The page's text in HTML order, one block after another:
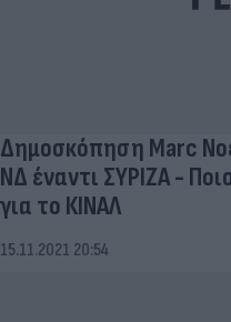
Δημοσκόπηση Marc
ΝΔ έναντι ΣΥΡΙΖΑ -
για το ΚΙΝΑΛ
15.11.2021 20:54